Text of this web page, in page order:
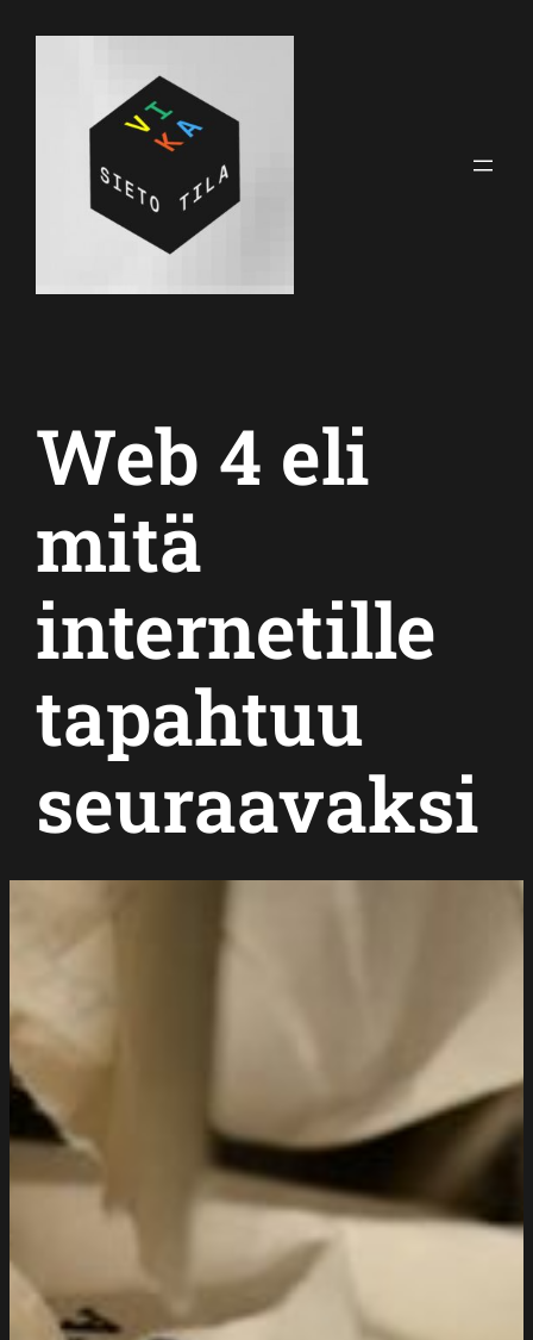
Web 4 eli
mitä
internetille
tapahtuu
seuraavaksi